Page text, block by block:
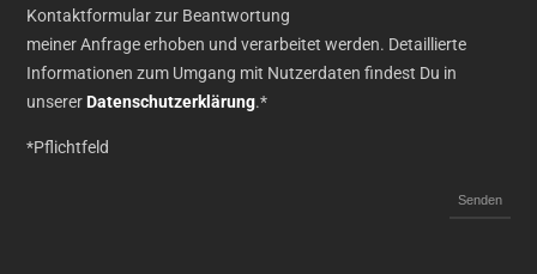
Kontaktformular zur Beantwortung
meiner Anfrage erhoben und verarbeitet werden. Detaillierte
Informationen zum Umgang mit Nutzerdaten findest Du in
unserer Datenschutzerklärung.*
*Pflichtfeld